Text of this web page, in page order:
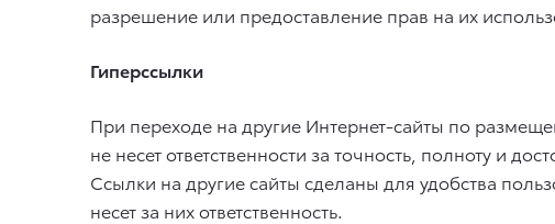
разрешение или предоставление прав на их
Гиперссылки
При переходе на другие Интернет-сайты по
не несет ответственности за точность, полноту и
Ссылки на другие сайты сделаны для удобства
несет за них ответственность.